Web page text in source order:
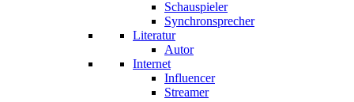
Schauspieler
Synchronsprecher
Literatur
Autor
Internet
Influencer
Streamer